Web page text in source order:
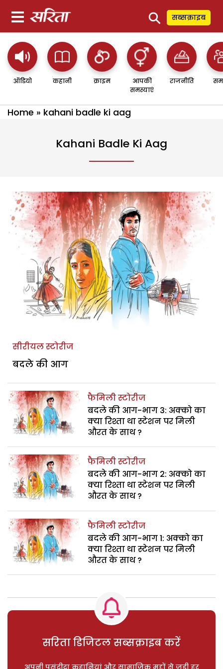
⚲ सब्सक्राइब
ऑडियो कहानी क्राइम
आपकी
समस्याएं
राजनीति
Home » kahani badle ki aag
Kahani Badle Ki Aag
सीरीयल स्टोरीज
बदले की आग
फैमिली स्टोरीज
बदले की आग-भाग 3: अक्को का
क्या रिश्ता था स्टेशन पर मिली
औरत के साथ ?
फैमिली स्टोरीज
बदले की आग-भाग 2: अक्को का
क्या रिश्ता था स्टेशन पर मिली
औरत के साथ ?
फैमिली स्टोरीज
बदले की आग-भाग 1: अक्को का
क्या रिश्ता था स्टेशन पर मिली
औरत के साथ ?
सरिता डिजिटल सब्सक्राइब करें